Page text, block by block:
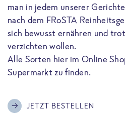
man in jedem unserer
nach dem FRoSTA
sich bewusst ernähren und
verzichten wollen.
Alle Sorten hier im Online
Supermarkt zu finden.
JETZT BESTELLEN